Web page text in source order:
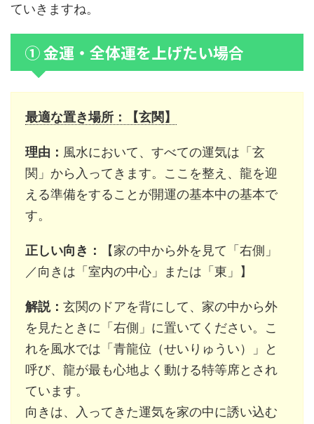
ていきますね。
① 金運・全体運を上げたい場合
最適な置き場所：【玄関】
理由： 風水において、すべての運気は「玄
関」から入ってきます。ここを整え、龍を迎
える準備をすることが開運の基本中の基本で
す。
正しい向き：
【家の中から外を見て「右側」
／向きは「室内の中心」または「東」】
解説： 玄関のドアを背にして、家の中から外
を見たときに「右側」に置いてください。こ
れを風水では「青龍位（せいりゅうい）」と
呼び、龍が最も心地よく動ける特等席とされ
ています。
向きは、入ってきた運気を家の中に誘い込む